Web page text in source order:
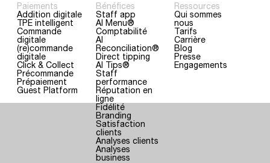
Paiements
Addition digitale
TPE intelligent
Commande
digitale
(re)commande
digitale
Click & Collect
Précommande
Prépaiement
Guest Platform
Bénéfices
Staff app
AI Menu®
Comptabilité
AI
Reconciliation®
Direct tipping
AI Tips®
Staff
performance
Réputation en
ligne
Fidélité
Branding
Satisfaction
clients
Analyses clients
Analyses
business
Ressources
Qui sommes
nous
Tarifs
Carrière
Blog
Presse
Engagements